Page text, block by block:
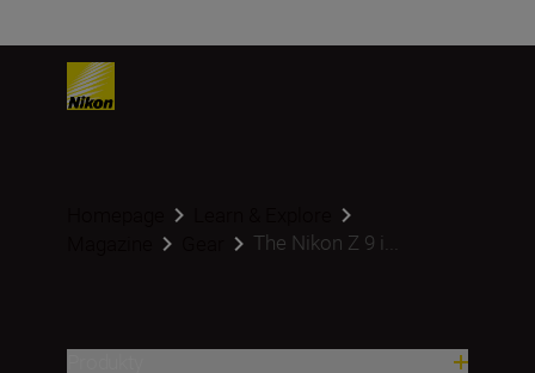
The Nikon Z 9 i...